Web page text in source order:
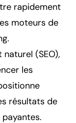
rapidement
moteurs de
(SEO),
les
résultats de